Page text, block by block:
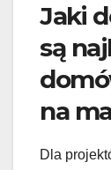
Jaki
są
na
Dla